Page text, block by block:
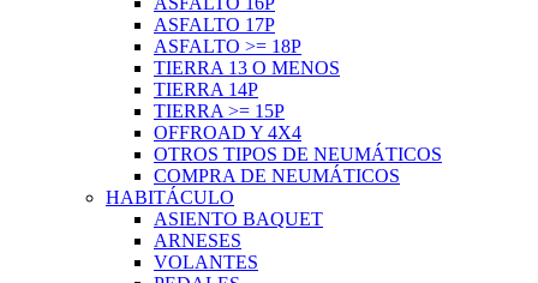
ASFALTO 17P
ASFALTO >= 18P
TIERRA 13 O MENOS
TIERRA 14P
TIERRA >= 15P
OFFROAD Y 4X4
OTROS TIPOS DE NEUMÁTICOS
COMPRA DE NEUMÁTICOS
HABITÁCULO
ASIENTO BAQUET
ARNESES
VOLANTES